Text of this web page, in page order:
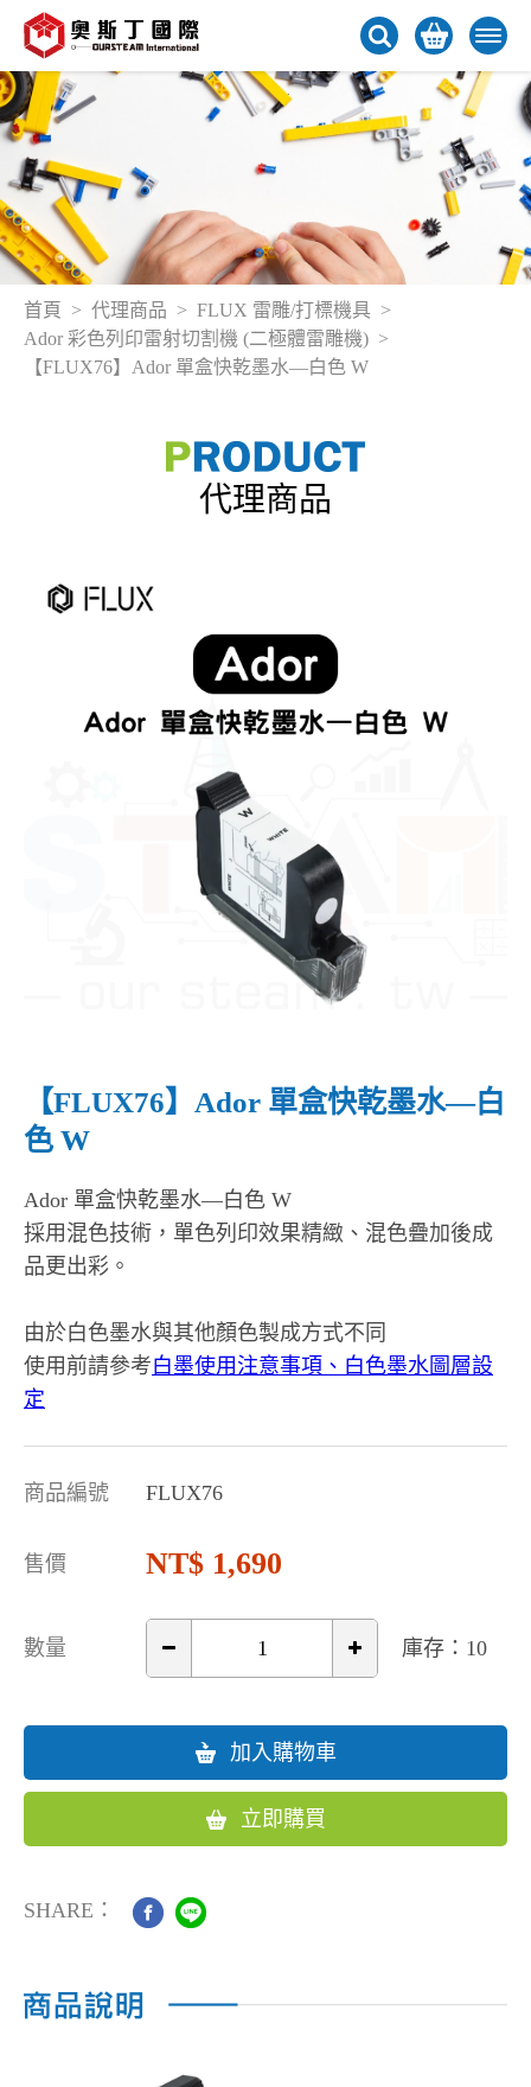
首頁 代理商品
FLUX 雷雕/打標機具
Ador 彩色列印雷射切割機 (二極體雷雕機)
【FLUX76】Ador 單盒快乾墨水—白色 W
代理商品
【FLUX76】Ador 單盒快乾墨水—白
色 W
Ador 單盒快乾墨水—白色 W
採用混色技術，單色列印效果精緻、混色疊加後成
品更出彩。
由於白色墨水與其他顏色製成方式不同
使用前請參考白墨使用注意事項、白色墨水圖層設
定
商品編號 FLUX76
售價 1,690
數量 庫存：10
加入購物車
立即購買
SHARE：